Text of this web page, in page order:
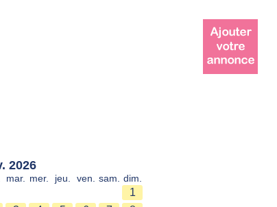
2026
mar. mer. jeu. ven. sam. dim.
1